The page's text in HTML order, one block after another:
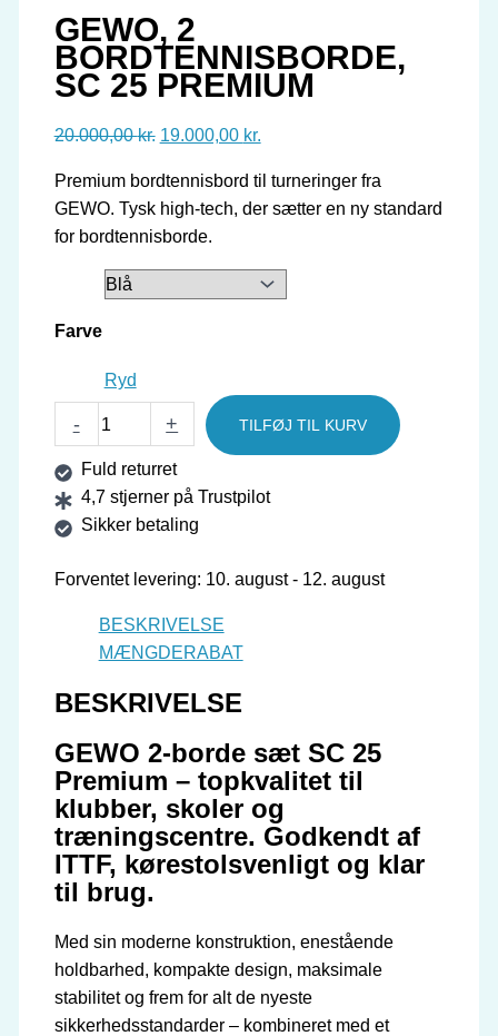
GEWO, 2
BORDTENNISBORDE,
SC 25 PREMIUM
20.000,00kr. Den
pris
var:
20.000,00 kr..
19.000,00 kr.
pris
er:
Premium bordtennisbord til turneringer fra
GEWO. Tysk high-tech, der sætter en ny standard
for bordtennisborde.
Farve
Ryd
-
GEWO,
2
BORDTENNISBORDE,
SC
25
antal
+ TILFØJ TIL KURV
Fuld returret
4,7 stjerner på Trustpilot
Sikker betaling
Forventet levering: 10. august - 12. august
BESKRIVELSE
MÆNGDERABAT
BESKRIVELSE
GEWO 2-borde sæt SC 25
Premium – topkvalitet til
klubber, skoler og
træningscentre. Godkendt af
ITTF, kørestolsvenligt og klar
til brug.
Med sin moderne konstruktion, enestående
holdbarhed, kompakte design, maksimale
stabilitet og frem for alt de nyeste
sikkerhedsstandarder – kombineret med et